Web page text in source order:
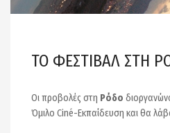
ΤΟ ΦΕΣΤΙΒΑΛ ΣΤΗ
Οι προβολές στη Ρόδο
Όμιλο Ciné-Εκπαίδευση και θα